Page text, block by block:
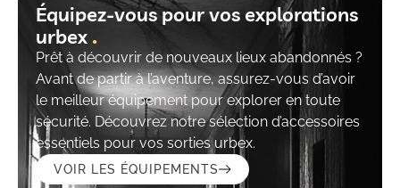
Équipez-vous pour vos explorations
urbex
Prêt à découvrir de nouveaux lieux abandonnés ?
Avant de partir à l’aventure, assurez-vous d’avoir
le meilleur équipement pour explorer en toute
sécurité. Découvrez notre sélection d’accessoires
essentiels pour vos sorties urbex.
VOIR LES ÉQUIPEMENTS